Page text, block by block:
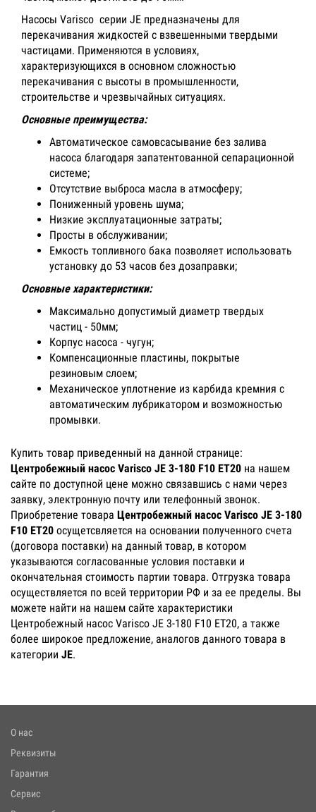
Насосы Varisco серии JE предназначены для
перекачивания жидкостей с взвешенными твердыми
частицами. Применяются в условиях,
характеризующихся в основном сложностью
перекачивания с высоты в промышленности,
строительстве и чрезвычайных ситуациях.
Основные преимущества:
Автоматическое самовсасывание без залива
насоса благодаря запатентованной сепарационной
системе;
Отсутствие выброса масла в атмосферу;
Пониженный уровень шума;
Низкие эксплуатационные затраты;
Просты в обслуживании;
Емкость топливного бака позволяет использовать
установку до 53 часов без дозаправки;
Основные характеристики:
Максимально допустимый диаметр твердых
частиц - 50мм;
Корпус насоса - чугун;
Компенсационные пластины, покрытые
резиновым слоем;
Механическое уплотнение из карбида кремния с
автоматическим лубрикатором и возможностью
промывки.
Купить товар приведенный на данной странице:
Центробежный насос Varisco JE 3-180 F10 ET20 на нашем
сайте по доступной цене можно связавшись с нами через
заявку, электронную почту или телефонный звонок.
Приобретение товара Центробежный насос Varisco JE 3-180
F10 ET20 осущетсвляется на основании полученного счета
(договора поставки) на данный товар, в котором
указываются согласованные условия поставки и
окончательная стоимость партии товара. Отгрузка товара
осуществляется по всей территории РФ и за ее пределы. Вы
можете найти на нашем сайте характеристики
Центробежный насос Varisco JE 3-180 F10 ET20, а также
более широкое предложение, аналогов данного товара в
категории JE.
О нас
Реквизиты
Гарантия
Сервис